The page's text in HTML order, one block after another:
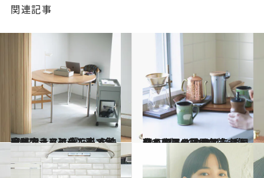
関連記事
2022.3.7
【インテリアの工夫で気分を変える】 暮らしを快適にするアイテムと すぐ実践できるシーン別メソッド
ライフスタイル 2022.3.14
【インテリアの工夫で気分を変える】 ラグを活用して部屋の雰囲気を一変！ ブレイクタイムにお薦めのアイテムも
ライフスタイル